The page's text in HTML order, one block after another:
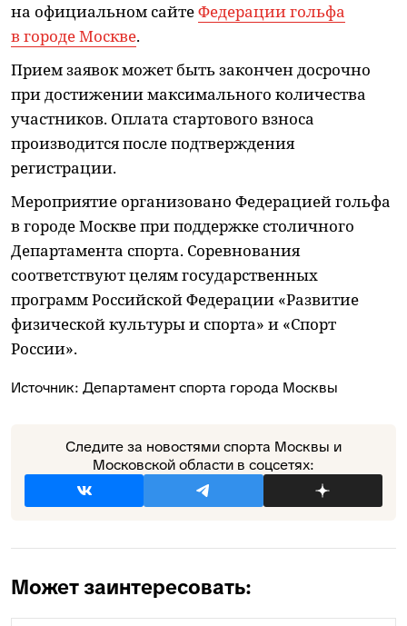
на официальном сайтеФедерации гольфа
в городе Москве.
Прием заявок может быть закончен досрочно
при достижении максимального количества
участников. Оплата стартового взноса
производится после подтверждения
регистрации.
Мероприятие организовано Федерацией гольфа
в городе Москве при поддержке столичного
Департамента спорта. Соревнования
соответствуют целям государственных
программ Российской Федерации «Развитие
физической культуры и спорта» и «Спорт
России».
Источник: Департамент спорта города Москвы
Следите за новостями спорта Москвы и
Московской области в соцсетях:
Может заинтересовать: